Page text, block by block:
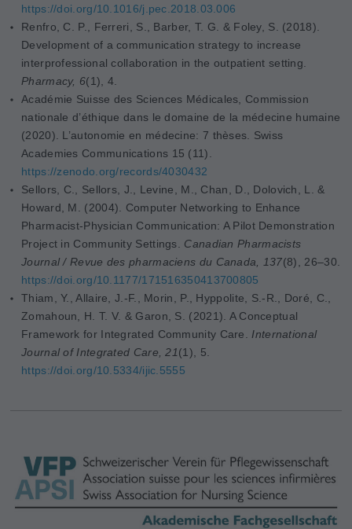
https://doi.org/10.1016/j.pec.2018.03.006
Renfro, C. P., Ferreri, S., Barber, T. G. & Foley, S. (2018).
Development of a communication strategy to increase
interprofessional collaboration in the outpatient setting.
Pharmacy, 6(1), 4.
Académie Suisse des Sciences Médicales, Commission
nationale d’éthique dans le domaine de la médecine humaine
(2020). L’autonomie en médecine: 7 thèses. Swiss
Academies Communications 15 (11).
https://zenodo.org/records/4030432
Sellors, C., Sellors, J., Levine, M., Chan, D., Dolovich, L. &
Howard, M. (2004). Computer Networking to Enhance
Pharmacist-Physician Communication: A Pilot Demonstration
Project in Community Settings. Canadian Pharmacists
Journal / Revue des pharmaciens du Canada, 137(8), 26–30.
https://doi.org/10.1177/171516350413700805
Thiam, Y., Allaire, J.-F., Morin, P., Hyppolite, S.-R., Doré, C.,
Zomahoun, H. T. V. & Garon, S. (2021). A Conceptual
Framework for Integrated Community Care.International
Journal of Integrated Care, 21(1), 5.
https://doi.org/10.5334/ijic.5555